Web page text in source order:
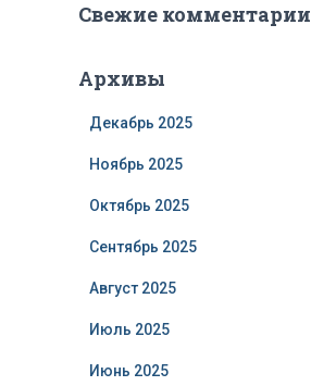
Свежие комментарии
Архивы
Декабрь 2025
Ноябрь 2025
Октябрь 2025
Сентябрь 2025
Август 2025
Июль 2025
Июнь 2025